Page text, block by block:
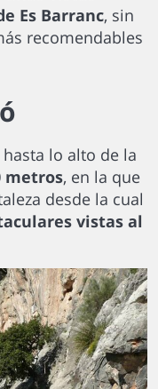
Es Barranc, sin
recomendables
lo alto de la
metros, en la que
desde la cual
vistas al